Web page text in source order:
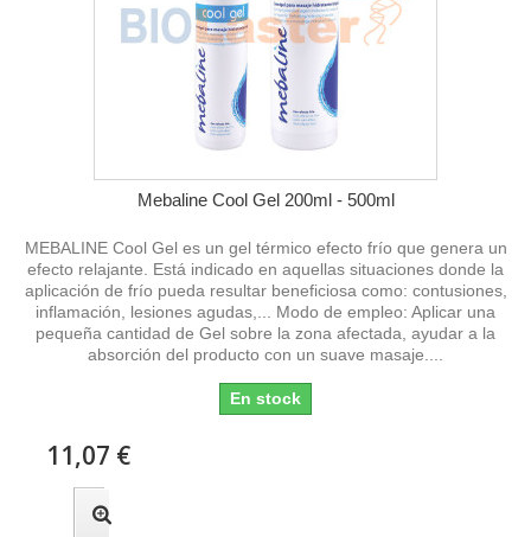
Mebaline Cool Gel 200ml - 500ml
MEBALINE Cool Gel es un gel térmico efecto frío que genera un
efecto relajante. Está indicado en aquellas situaciones donde la
aplicación de frío pueda resultar beneficiosa como: contusiones,
inflamación, lesiones agudas,... Modo de empleo: Aplicar una
pequeña cantidad de Gel sobre la zona afectada, ayudar a la
absorción del producto con un suave masaje....
En stock
11,07 €